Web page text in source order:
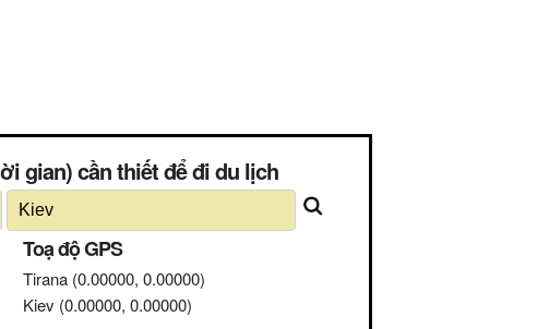
gian) cần thiết để đi du lịch
Toạ độ GPS
Tirana (0.00000, 0.00000)
Kiev (0.00000, 0.00000)